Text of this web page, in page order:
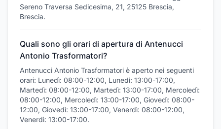
Sereno Traversa Sedicesima, 21, 25125 Brescia,
Brescia.
Quali sono gli orari di apertura di Antenucci
Antonio Trasformatori?
Antenucci Antonio Trasformatori è aperto nei seguenti
orari: Lunedì: 08:00-12:00, Lunedì: 13:00-17:00,
Martedì: 08:00-12:00, Martedì: 13:00-17:00, Mercoledì:
08:00-12:00, Mercoledì: 13:00-17:00, Giovedì: 08:00-
12:00, Giovedì: 13:00-17:00, Venerdì: 08:00-12:00,
Venerdì: 13:00-17:00.